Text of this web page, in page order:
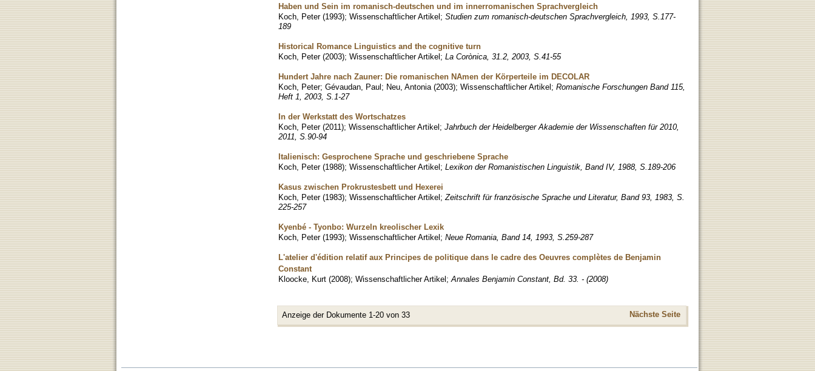
Haben und Sein im romanisch-deutschen und im innerromanischen Sprachvergleich
Koch, Peter (1993); Wissenschaftlicher Artikel; Studien zum romanisch-deutschen Sprachvergleich, 1993, S.177-
189
Historical Romance Linguistics and the cognitive turn
Koch, Peter (2003); Wissenschaftlicher Artikel; La Corònica, 31.2, 2003, S.41-55
Hundert Jahre nach Zauner: Die romanischen NAmen der Körperteile im DECOLAR
Koch, Peter; Gévaudan, Paul; Neu, Antonia (2003); Wissenschaftlicher Artikel; Romanische Forschungen Band 115,
Heft 1, 2003, S.1-27
In der Werkstatt des Wortschatzes
Koch, Peter (2011); Wissenschaftlicher Artikel; Jahrbuch der Heidelberger Akademie der Wissenschaften für 2010,
2011, S.90-94
Italienisch: Gesprochene Sprache und geschriebene Sprache
Koch, Peter (1988); Wissenschaftlicher Artikel; Lexikon der Romanistischen Linguistik, Band IV, 1988, S.189-206
Kasus zwischen Prokrustesbett und Hexerei
Koch, Peter (1983); Wissenschaftlicher Artikel; Zeitschrift für französische Sprache und Literatur, Band 93, 1983, S.
225-257
Kyenbé - Tyonbo: Wurzeln kreolischer Lexik
Koch, Peter (1993); Wissenschaftlicher Artikel; Neue Romania, Band 14, 1993, S.259-287
L'atelier d'édition relatif aux Principes de politique dans le cadre des Oeuvres complètes de Benjamin
Constant
Kloocke, Kurt (2008); Wissenschaftlicher Artikel; Annales Benjamin Constant, Bd. 33. - (2008)
Anzeige der Dokumente 1-20 von 33 Nächste Seite